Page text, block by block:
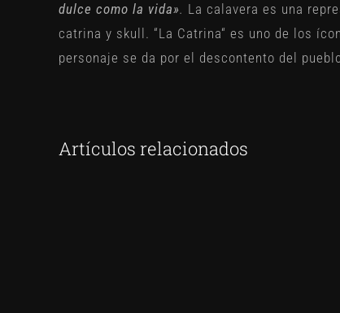
dulce como la vida». La calavera es una
catrina y skull. “La Catrina“ es uno de los
personaje se da por el descontento del
Artículos relacionados